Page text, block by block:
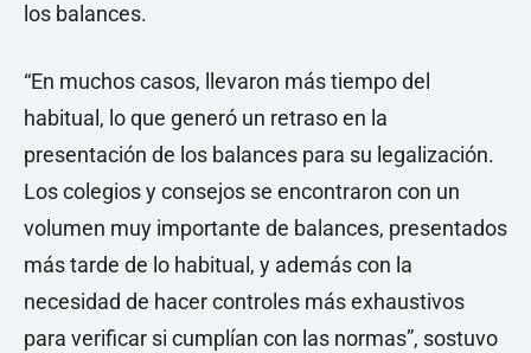
los balances.
“En muchos casos, llevaron más tiempo del
habitual, lo que generó un retraso en la
presentación de los balances para su legalización.
Los colegios y consejos se encontraron con un
volumen muy importante de balances, presentados
más tarde de lo habitual, y además con la
necesidad de hacer controles más exhaustivos
para verificar si cumplían con las normas”, sostuvo